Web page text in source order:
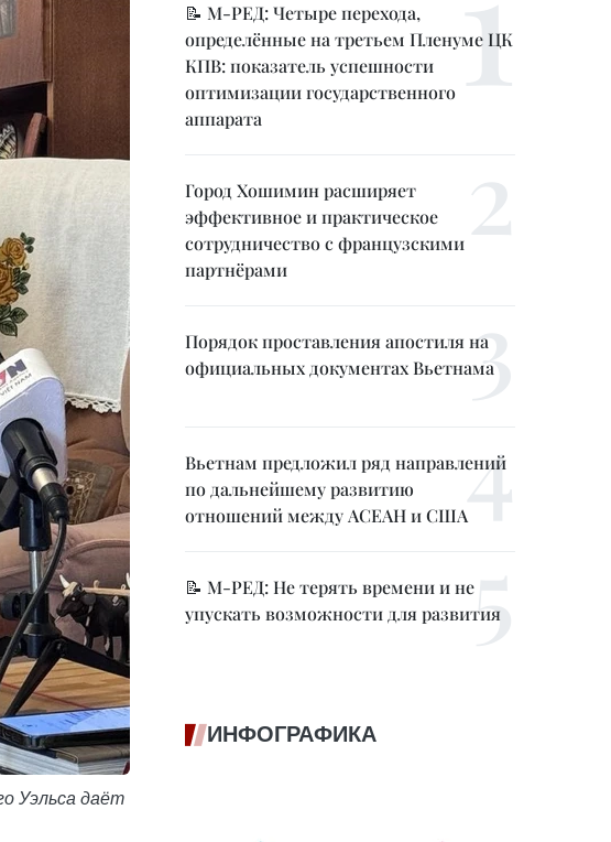
Уэльса даёт
📝 М-РЕД: Четыре перехода,
определённые на третьем Пленуме ЦК
КПВ: показатель успешности
оптимизации государственного
аппарата
Город Хошимин расширяет
эффективное и практическое
сотрудничество с французскими
партнёрами
Порядок проставления апостиля на
официальных документах Вьетнама
Вьетнам предложил ряд направлений
по дальнейшему развитию
отношений между АСЕАН и США
📝 М-РЕД: Не терять времени и не
упускать возможности для развития
ИНФОГРАФИКА